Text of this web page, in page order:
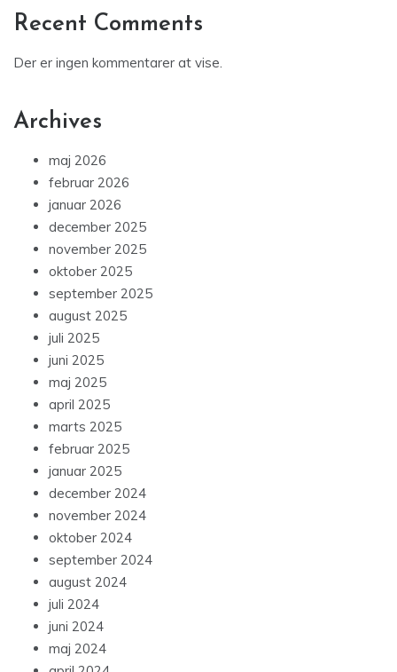
Recent Comments
Der er ingen kommentarer at vise.
Archives
maj 2026
februar 2026
januar 2026
december 2025
november 2025
oktober 2025
september 2025
august 2025
juli 2025
juni 2025
maj 2025
april 2025
marts 2025
februar 2025
januar 2025
december 2024
november 2024
oktober 2024
september 2024
august 2024
juli 2024
juni 2024
maj 2024